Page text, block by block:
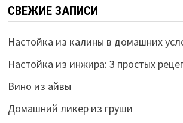
СВЕЖИЕ ЗАПИСИ
Настойка из калины в домашних
Настойка из инжира: 3 простых
Вино из айвы
Домашний ликер из груши